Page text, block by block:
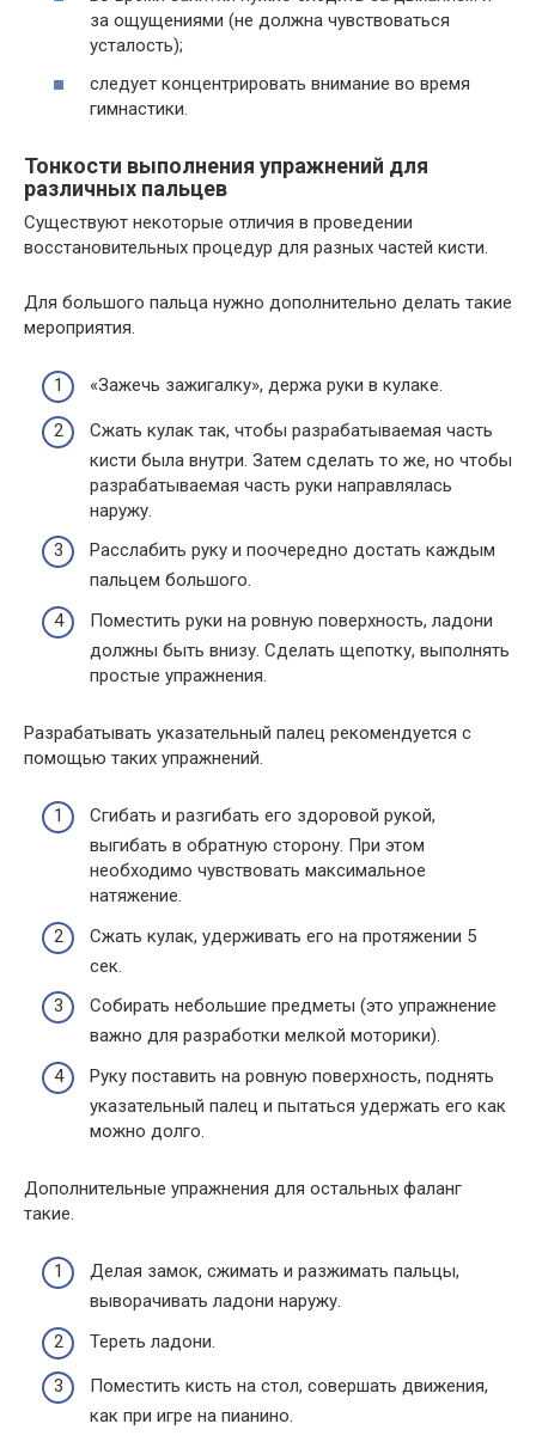
за ощущениями (не должна чувствоваться
усталость);
следует концентрировать внимание во время
гимнастики.
Тонкости выполнения упражнений для
различных пальцев
Существуют некоторые отличия в проведении
восстановительных процедур для разных частей кисти.
Для большого пальца нужно дополнительно делать такие
мероприятия.
«Зажечь зажигалку», держа руки в кулаке.
Сжать кулак так, чтобы разрабатываемая часть
кисти была внутри. Затем сделать то же, но чтобы
разрабатываемая часть руки направлялась
наружу.
Расслабить руку и поочередно достать каждым
пальцем большого.
Поместить руки на ровную поверхность, ладони
должны быть внизу. Сделать щепотку, выполнять
простые упражнения.
Разрабатывать указательный палец рекомендуется с
помощью таких упражнений.
Сгибать и разгибать его здоровой рукой,
выгибать в обратную сторону. При этом
необходимо чувствовать максимальное
натяжение.
Сжать кулак, удерживать его на протяжении 5
сек.
Собирать небольшие предметы (это упражнение
важно для разработки мелкой моторики).
Руку поставить на ровную поверхность, поднять
указательный палец и пытаться удержать его как
можно долго.
Дополнительные упражнения для остальных фаланг
такие.
Делая замок, сжимать и разжимать пальцы,
выворачивать ладони наружу.
Тереть ладони.
Поместить кисть на стол, совершать движения,
как при игре на пианино.